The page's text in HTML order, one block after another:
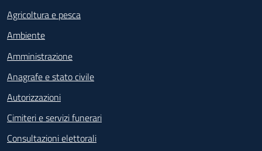
Agricoltura e pesca
Ambiente
Amministrazione
Anagrafe e stato civile
Autorizzazioni
Cimiteri e servizi funerari
Consultazioni elettorali